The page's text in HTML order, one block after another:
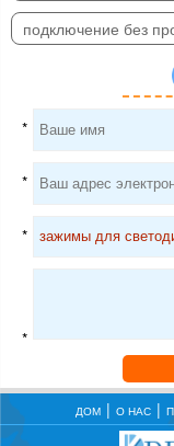
подключение без
*
*
*
*
ДОМ О НАС